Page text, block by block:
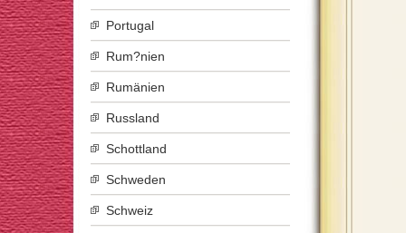
Portugal
Rum?nien
Rumänien
Russland
Schottland
Schweden
Schweiz